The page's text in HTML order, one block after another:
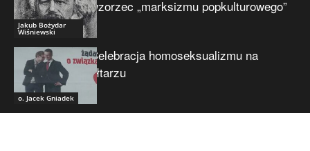
Jakub Bożydar
Wiśniewski
wzorzec „marksizmu popkulturowego”
o. Jacek Gniadek
Celebracja homoseksualizmu na
ołtarzu